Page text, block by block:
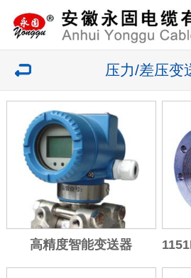
压力/差压变
高精度智能变送器